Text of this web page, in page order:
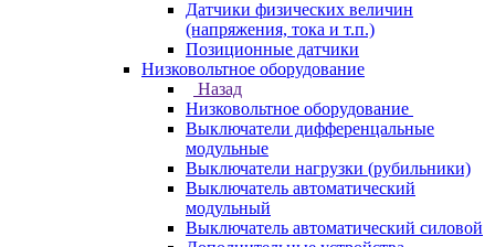
Датчики физических величин
(напряжения, тока и т.п.)
Позиционные датчики
Низковольтное оборудование
Назад
Низковольтное оборудование
Выключатели дифференцальные
модульные
Выключатели нагрузки (рубильники)
Выключатель автоматический
модульный
Выключатель автоматический силовой